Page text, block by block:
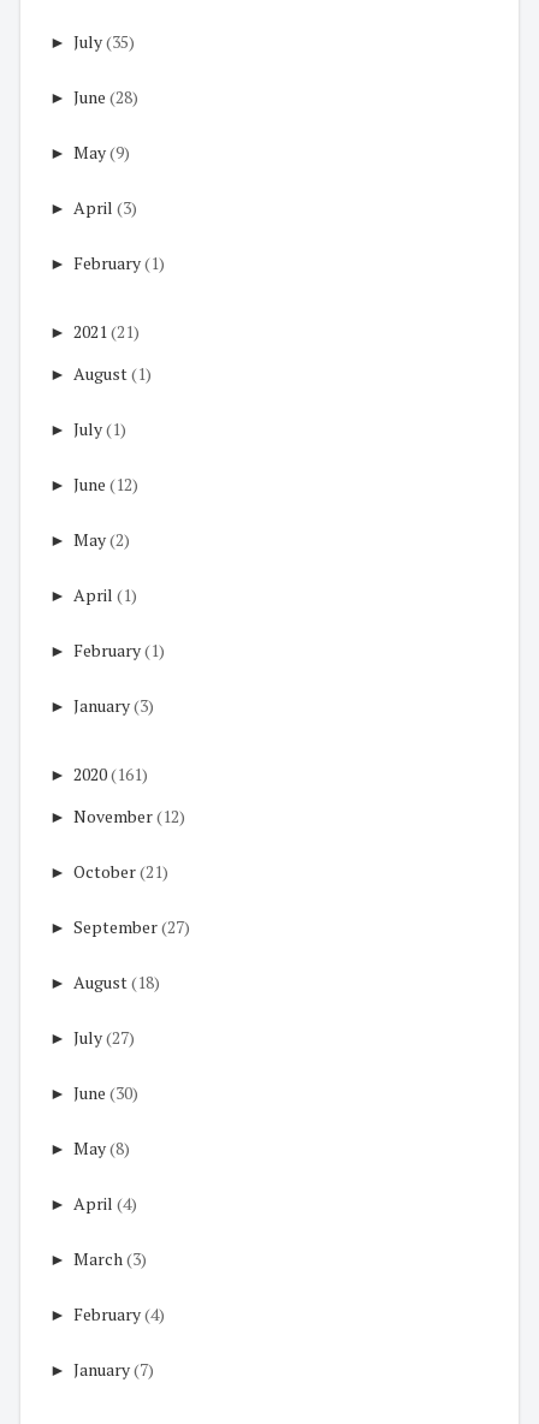
► July(35)
► June (28)
► May(9)
► April (3)
► February(1)
► 2021 (21)
► August(1)
► July(1)
► June (12)
► May(2)
► April (1)
► February(1)
► January(3)
► 2020(161)
► November(12)
► October(21)
► September(27)
► August(18)
► July(27)
► June (30)
► May(8)
► April (4)
► March(3)
► February(4)
► January(7)